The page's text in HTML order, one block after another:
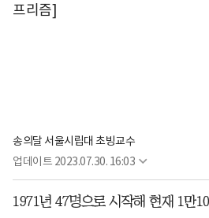
프리즘]
송의달 서울시립대 초빙교수
업데이트 2023.07.30. 16:03
1971년 47명으로 시작해 현재 1만